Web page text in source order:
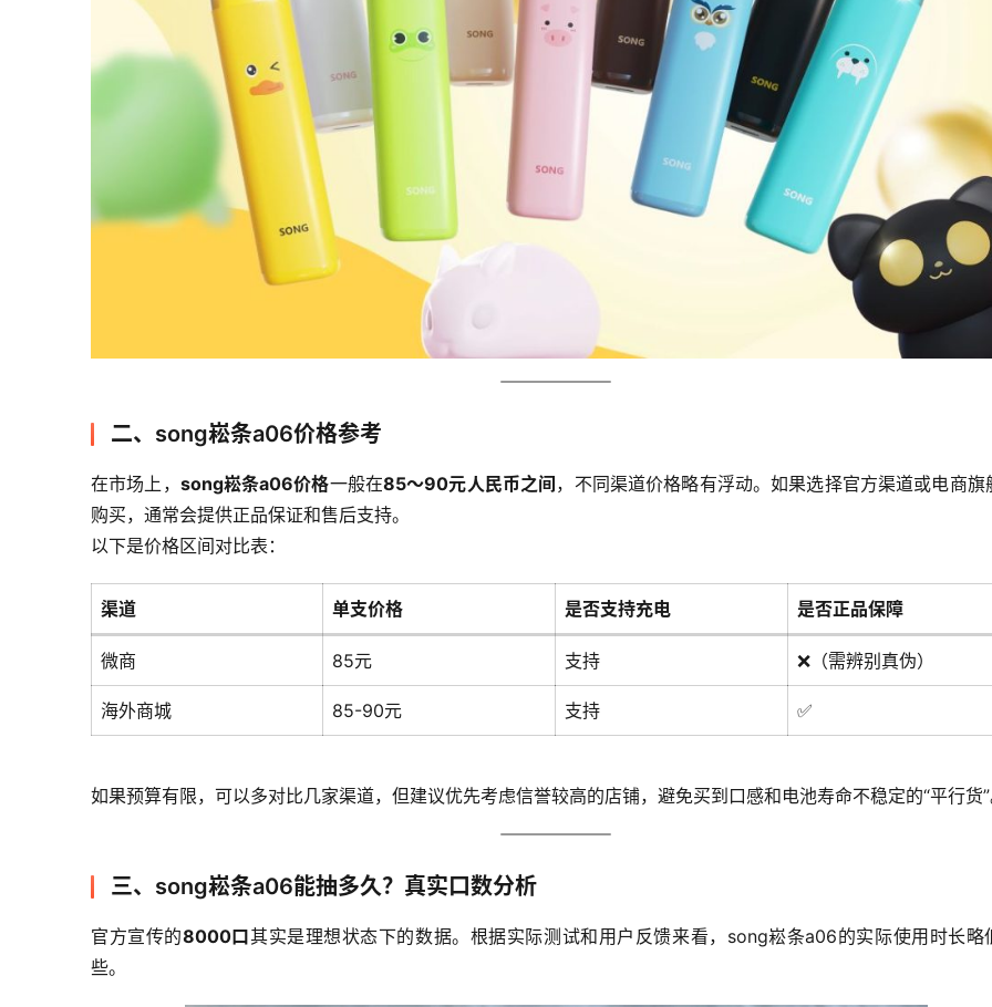
二、song崧条a06价格参考
在市场上， song崧条a06价格一般在85～90元人民币之间 ，不同渠道价格略有浮动。如果选择官方渠道或电商旗
购买，通常会提供正品保证和售后支持。
以下是价格区间对比表：
渠道 单支价格 是否支持充电 是否正品保障
微商 85元 支持 ❌（需辨别真伪）
海外商城 85-90元 支持 ✅
如果预算有限，可以多对比几家渠道，但建议优先考虑信誉较高的店铺，避免买到口感和电池寿命不稳定的“平行货
三、song崧条a06能抽多久？真实口数分析
官方宣传的8000口其实是理想状态下的数据。根据实际测试和用户反馈来看，song崧条a06的实际使用时长略
些。